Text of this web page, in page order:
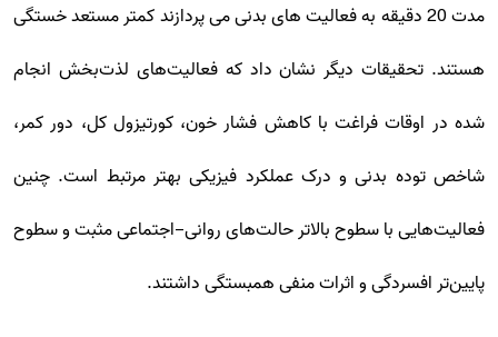
مدت 20 دقیقه به فعالیت های بدنی می پردازند کمتر مستعد خستگی
هستند. تحقیقات دیگر نشان داد که فعالیت‌های لذت‌بخش انجام
شده در اوقات فراغت با کاهش فشار خون، کورتیزول کل، دور کمر،
شاخص توده بدنی و درک عملکرد فیزیکی بهتر مرتبط است. چنین
فعالیت‌هایی با سطوح بالاتر حالت‌های روانی-اجتماعی مثبت و سطوح
پایین‌تر افسردگی و اثرات منفی همبستگی داشتند.